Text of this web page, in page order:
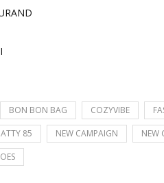
BON BON BAG COZYVIBE
85 NEW CAMPAIGN
NEW